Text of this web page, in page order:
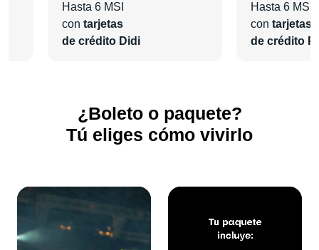
Hasta 6 MSI
con tarjetas
de crédito Didi
Hasta 6 MSI
con tarjetas
de crédito
¿Boleto o paquete?
Tú eliges cómo vivirlo